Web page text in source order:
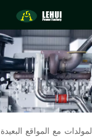
info@lehuipowerfactory.com
مع المواقع البعيدة